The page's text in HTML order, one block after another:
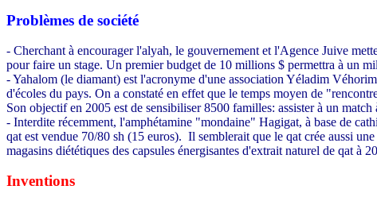
Problèmes de société
- Cherchant à encourager l'alyah, le gouvernement et l'Agence Juive
pour faire un stage. Un premier budget de 10 millions $ permettra à un
- Yahalom (le diamant) est l'acronyme d'une association Yéladim
d'écoles du pays. On a constaté en effet que le temps moyen de
Son objectif en 2005 est de sensibiliser 8500 familles: assister à un
- Interdite récemment, l'amphétamine "mondaine" Hagigat, à base de
qat est vendue 70/80 sh (15 euros). Il semblerait que le qat crée aussi
magasins diététiques des capsules énergisantes d'extrait naturel de qat à
Inventions